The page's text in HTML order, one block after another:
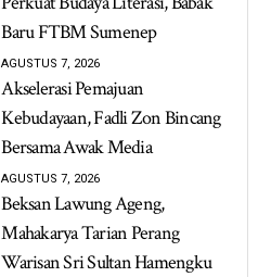
Baru FTBM Sumenep
AGUSTUS 7, 2026
Akselerasi Pemajuan
Kebudayaan, Fadli Zon Bincang
Bersama Awak Media
AGUSTUS 7, 2026
Beksan Lawung Ageng,
Mahakarya Tarian Perang
Warisan Sri Sultan Hamengku